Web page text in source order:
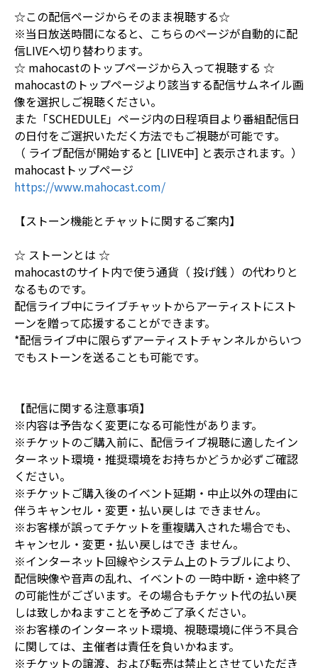
☆この配信ページからそのまま視聴する☆
※当日放送時間になると、こちらのページが自動的に配
信LIVEへ切り替わります。
☆ mahocastのトップページから入って視聴する ☆
mahocastのトップページより該当する配信サムネイル画
像を選択しご視聴ください。
また「SCHEDULE」ページ内の日程項目より番組配信日
の日付をご選択いただく方法でもご視聴が可能です。
（ ライブ配信が開始すると [LIVE中] と表示されます。）
mahocastトップページ
https://www.mahocast.com/
【ストーン機能とチャットに関するご案内】
☆ ストーンとは ☆
mahocastのサイト内で使う通貨（ 投げ銭 ）の代わりと
なるものです。
配信ライブ中にライブチャットからアーティストにスト
ーンを贈って応援することができます。
*配信ライブ中に限らずアーティストチャンネルからいつ
でもストーンを送ることも可能です。
【配信に関する注意事項】
※内容は予告なく変更になる可能性があります。
※チケットのご購入前に、配信ライブ視聴に適したイン
ターネット環境・推奨環境をお持ちかどうか必ずご確認
ください。
※チケットご購入後のイベント延期・中止以外の理由に
伴うキャンセル・変更・払い戻しは できません。
※お客様が誤ってチケットを重複購入された場合でも、
キャンセル・変更・払い戻しはでき ません。
※インターネット回線やシステム上のトラブルにより、
配信映像や音声の乱れ、イベントの 一時中断・途中終了
の可能性がございます。その場合もチケット代の払い戻
しは致しかねますことを予めご了承ください。
※お客様のインターネット環境、視聴環境に伴う不具合
に関しては、主催者は責任を負いかねます。
※チケットの譲渡、および転売は禁止とさせていただき